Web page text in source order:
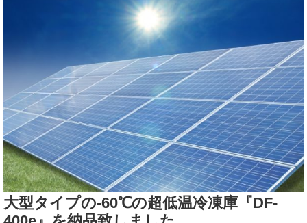
大型タイプの-60℃の超低温冷凍庫『DF-